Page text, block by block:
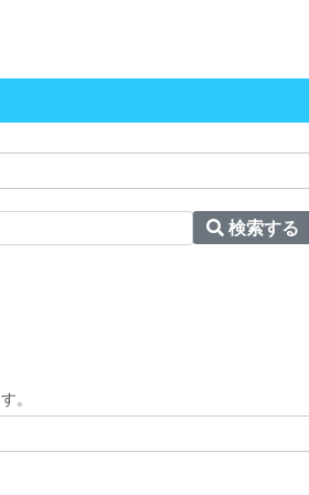
検索する
。